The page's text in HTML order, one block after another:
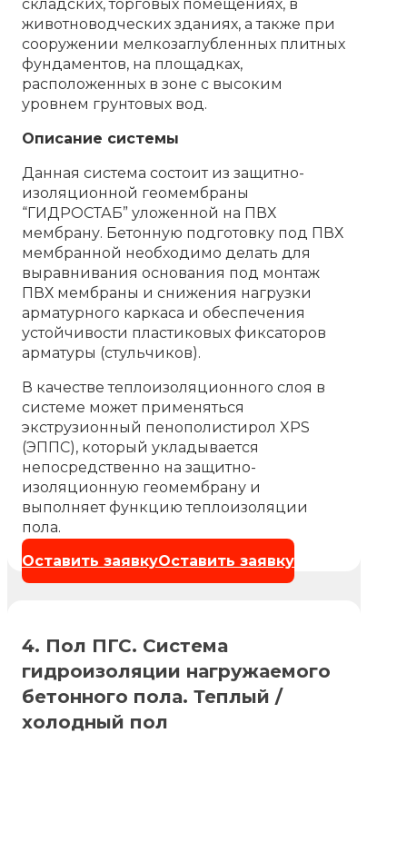
складских, торговых помещениях, в
животноводческих зданиях, а также при
сооружении мелкозаглубленных плитных
фундаментов, на площадках,
расположенных в зоне с высоким
уровнем грунтовых вод.
Описание системы
Данная система состоит из защитно-
изоляционной геомембраны
“ГИДРОСТАБ” уложенной на ПВХ
мембрану. Бетонную подготовку под ПВХ
мембранной необходимо делать для
выравнивания основания под монтаж
ПВХ мембраны и снижения нагрузки
арматурного каркаса и обеспечения
устойчивости пластиковых фиксаторов
арматуры (стульчиков).
В качестве теплоизоляционного слоя в
системе может применяться
экструзионный пенополистирол XPS
(ЭППС), который укладывается
непосредственно на защитно-
изоляционную геомембрану и
выполняет функцию теплоизоляции
пола.
Оставить заявкуОставить заявку
4. Пол ПГС. Система
гидроизоляции нагружаемого
бетонного пола. Теплый /
холодный пол